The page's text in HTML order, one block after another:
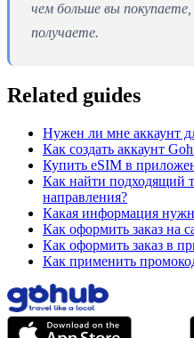
чем больше вы
получаете.
Related guides
Нужен ли мне аккаунт
Как создать аккаунт
Купить eSIM в
Как найти подходящий
направления?
Какая информация
Как оформить заказ на
Как оформить заказ в
Как применить